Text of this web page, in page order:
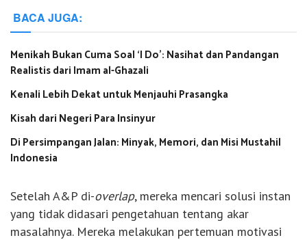
BACA JUGA:
Menikah Bukan Cuma Soal ‘I Do’: Nasihat dan Pandangan
Realistis dari Imam al-Ghazali
Kenali Lebih Dekat untuk Menjauhi Prasangka
Kisah dari Negeri Para Insinyur
Di Persimpangan Jalan: Minyak, Memori, dan Misi Mustahil
Indonesia
Setelah A&P di-overlap, mereka mencari solusi instan
yang tidak didasari pengetahuan tentang akar
masalahnya. Mereka melakukan pertemuan motivasi